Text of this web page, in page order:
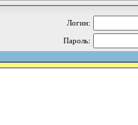
Логин:
Пароль: